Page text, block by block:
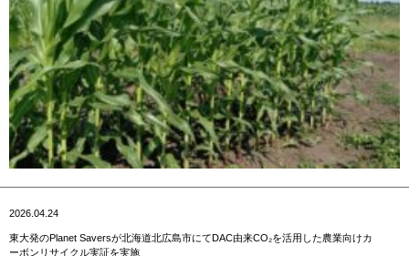
2026.04.24
東大発のPlanet Saversが北海道北広島市にてDAC由来CO₂を活用した農業向けカ
ーボンリサイクル実証を実施